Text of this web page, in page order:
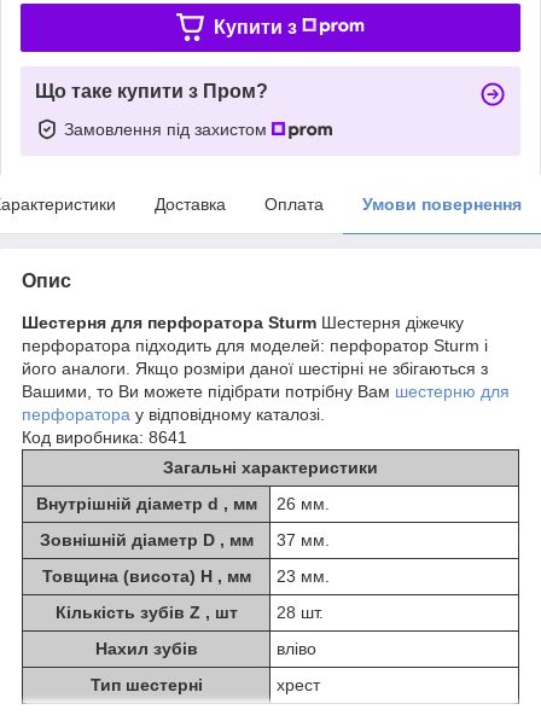
Купити з
Що таке купити з Пром?
Замовлення під захистом
Доставка Оплата Умови повернення
Опис
Шестерня для перфоратора Sturm Шестерня діжечку
перфоратора підходить для моделей: перфоратор Sturm і
його аналоги. Якщо розміри даної шестірні не збігаються з
Вашими, то Ви можете підібрати потрібну Вам шестерню для
перфоратора у відповідному каталозі.
Код виробника: 8641
Загальні характеристики
Внутрішній діаметр d , мм
26 мм.
Зовнішній діаметр D , мм
37 мм.
Товщина (висота) H , мм
23 мм.
Кількість зубів Z , шт
28 шт.
Нахил зубів
вліво
Тип шестерні
хрест